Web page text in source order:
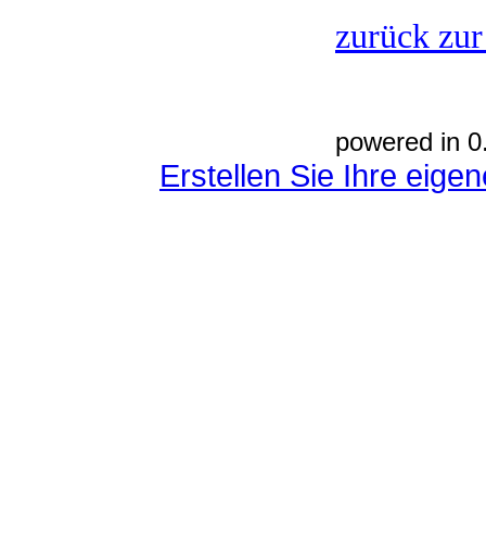
zurück
powered in
Erstellen Sie Ihre